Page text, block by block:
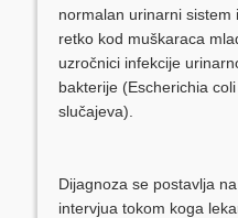
normalan urinarni sistem
retko kod muškaraca
uzročnici infekcije
bakterije (Escherichia
slučajeva).
Dijagnoza se postavlja
intervjua tokom koga